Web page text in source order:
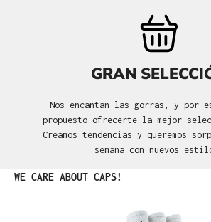
GRAN
Nos encantan las gorras, y por
propuesto ofrecerte la mejor
Creamos tendencias y queremos
semana con nuevos
Omitir la galería de productos
WE CARE ABOUT CAPS!